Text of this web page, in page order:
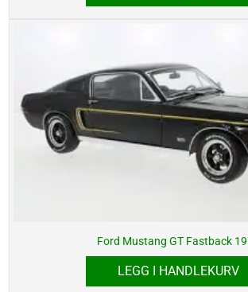
Ford Mustang GT Fastback
LEGG I HANDLEKURV